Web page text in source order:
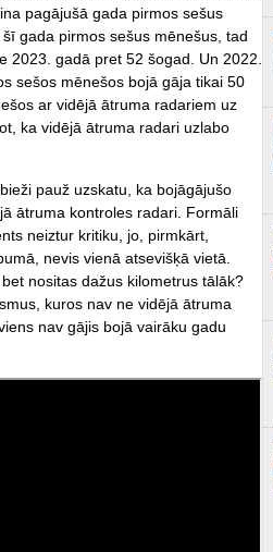
pagājušā gada pirmos sešus
gada pirmos sešus mēnešus, tad
2023. gadā pret 52 šogad. Un 2022.
sešos mēnešos bojā gāja tikai 50
ar vidējā ātruma radariem uz
ka vidējā ātruma radari uzlabo
pauž uzskatu, ka bojāgājušo
ātruma kontroles radari. Formāli
neiztur kritiku, jo, pirmkārt,
nevis vienā atsevišķā vietā.
nositas dažus kilometrus tālāk?
kuros nav ne vidējā ātruma
nav gājis bojā vairāku gadu